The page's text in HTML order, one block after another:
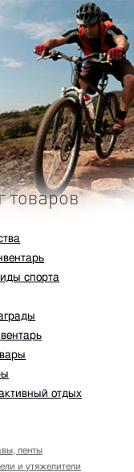
спорта
отдых
ленты
и утяжелители